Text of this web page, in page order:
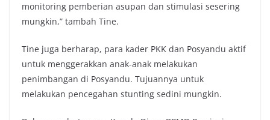
monitoring pemberian asupan dan stimulasi sesering
mungkin,” tambah Tine.
Tine juga berharap, para kader PKK dan Posyandu aktif
untuk menggerakkan anak-anak melakukan
penimbangan di Posyandu. Tujuannya untuk
melakukan pencegahan stunting sedini mungkin.